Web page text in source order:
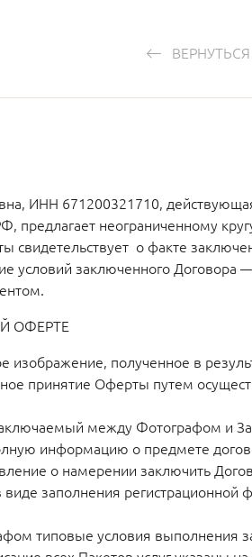
ИНН 671200321710,
предлагает неограниченному
свидетельствует о факте
условий заключенного Договора
ОФЕРТЕ
полученное в
принятие Оферты путем
между Фотографом и
информацию о предмете
о намерении заключить
заполнения
типовые условия выполнения